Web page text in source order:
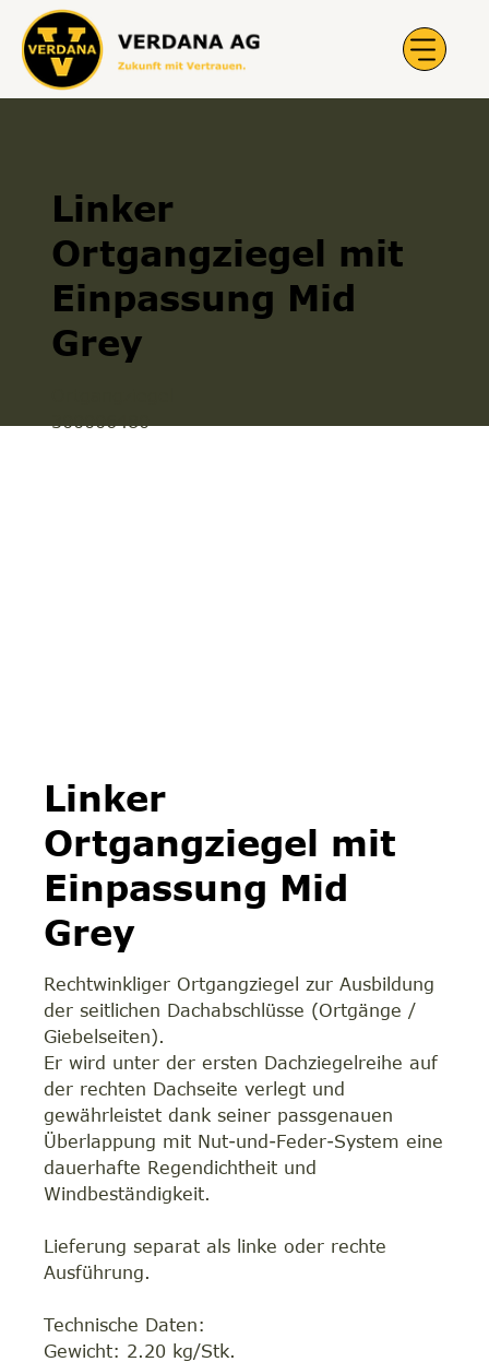
Linker
Ortgangziegel mit
Einpassung Mid
Grey
300006480
Linker
Ortgangziegel mit
Einpassung Mid
Grey
Rechtwinkliger Ortgangziegel zur Ausbildung
der seitlichen Dachabschlüsse (Ortgänge /
Giebelseiten).
Er wird unter der ersten Dachziegelreihe auf
der rechten Dachseite verlegt und
gewährleistet dank seiner passgenauen
Überlappung mit Nut-und-Feder-System eine
dauerhafte Regendichtheit und
Windbeständigkeit.
Lieferung separat als linke oder rechte
Ausführung.
Technische Daten:
Gewicht: 2.20 kg/Stk.